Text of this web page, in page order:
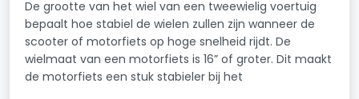
De grootte van het wiel van een tweewielig voertuig
bepaalt hoe stabiel de wielen zullen zijn wanneer de
scooter of motorfiets op hoge snelheid rijdt. De
wielmaat van een motorfiets is 16” of groter. Dit maakt
de motorfiets een stuk stabieler bij het